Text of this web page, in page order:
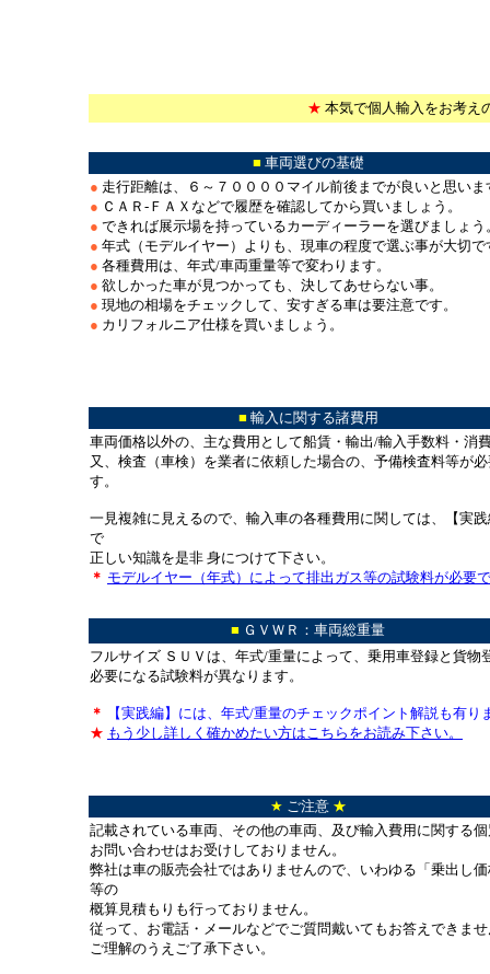
★ 本気で個人輸入をお考え
■ 車両選びの基礎
● 走行距離は、６～７００００マイル前後までが良いと思いま
● ＣＡＲ-ＦＡＸなどで履歴を確認してから買いましょう。
● できれば展示場を持っているカーディーラーを選びましょう
● 年式（モデルイヤー）よりも、現車の程度で選ぶ事が大切で
● 各種費用は、年式/車両重量等で変わります。
● 欲しかった車が見つかっても、決してあせらない事。
● 現地の相場をチェックして、安すぎる車は要注意です。
● カリフォルニア仕様を買いましょう。
■ 輸入に関する諸費用
車両価格以外の、主な費用として船賃・輸出/輸入手数料・消
又、検査（車検）を業者に依頼した場合の、予備検査料等が
す。
一見複雑に見えるので、輸入車の各種費用に関しては、【実
で
正しい知識を是非 身につけて下さい。
＊ モデルイヤー（年式）によって排出ガス等の試験料が必要
■ ＧＶＷＲ：車両総重量
フルサイズ ＳＵＶは、年式/重量によって、乗用車登録と貨物
必要になる試験料が異なります。
＊
【実践編】には、年式/重量のチェックポイント解説も有り
★ もう少し詳しく確かめたい方はこちらをお読み下さい。
★ ご注意 ★
記載されている車両、その他の車両、及び輸入費用に関する
お問い合わせはお受けしておりません。
弊社は車の販売会社ではありませんので、いわゆる「乗出し
等の
概算見積もりも行っておりません。
従って、お電話・メールなどでご質問戴いてもお答えできま
ご理解のうえご了承下さい。